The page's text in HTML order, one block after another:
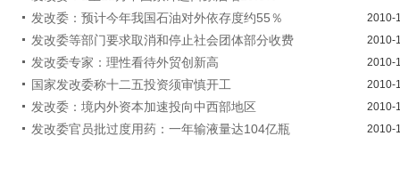
发改委：预计今年我国石油对外依存度约55％ 2010-
发改委等部门要求取消和停止社会团体部分收费 2010-
发改委专家：理性看待外贸创新高 2010-
国家发改委称十二五投资须审慎开工 2010-
发改委：境内外资本加速投向中西部地区 2010-
发改委官员批过度用药：一年输液量达104亿瓶 2010-